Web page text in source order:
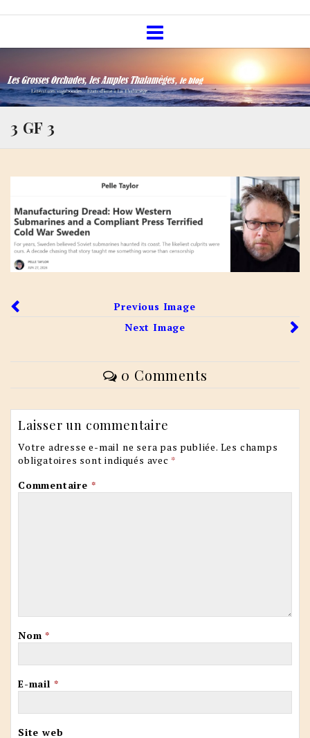
Les Grosses Orchades, les Amples
Thalamèges, le blog
3 GF 3
Previous Image
Next Image
0 Comments
Laisser un commentaire
Votre adresse e-mail ne sera pas publiée. Les champs
obligatoires sont indiqués avec *
Commentaire *
Nom*
E-mail *
Site web